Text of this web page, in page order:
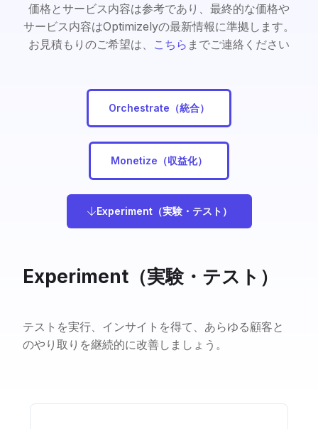
価格とサービス内容は参考であり、最終的な価格や
サービス内容はOptimizelyの最新情報に準拠します。
お見積もりのご希望は、 こちら までご連絡ください
Orchestrate（統合）
Monetize（収益化）
Experiment（実験・テスト）
Experiment（実験・テスト）
テストを実行、インサイトを得て、あらゆる顧客と
のやり取りを継続的に改善しましょう。